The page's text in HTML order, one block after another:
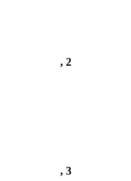
, 2
, 3